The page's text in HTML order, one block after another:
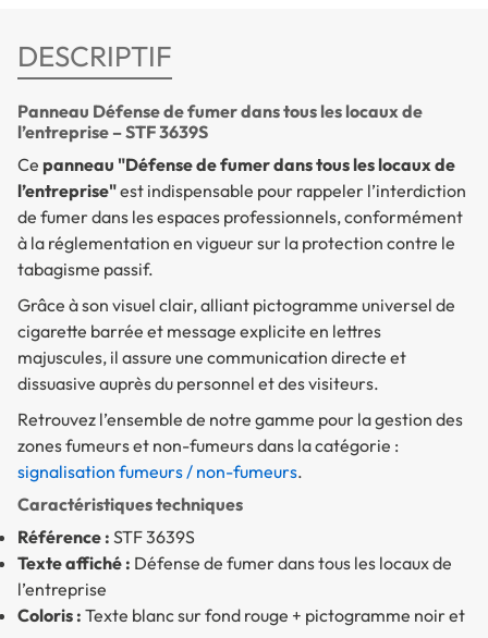
DESCRIPTIF
Panneau Défense de fumer dans tous les locaux de
l’entreprise – STF 3639S
Ce panneau "Défense de fumer dans tous les locaux de
l’entreprise"est indispensable pour rappeler l’interdiction
de fumer dans les espaces professionnels, conformément
à la réglementation en vigueur sur la protection contre le
tabagisme passif.
Grâce à son visuel clair, alliant pictogramme universel de
cigarette barrée et message explicite en lettres
majuscules, il assure une communication directe et
dissuasive auprès du personnel et des visiteurs.
Retrouvez l’ensemble de notre gamme pour la gestion des
zones fumeurs et non-fumeurs dans la catégorie :
signalisation fumeurs / non-fumeurs.
Caractéristiques techniques
Référence : STF 3639S
Texte affiché : Défense de fumer dans tous les locaux de
l’entreprise
Coloris : Texte blanc sur fond rouge + pictogramme noir et